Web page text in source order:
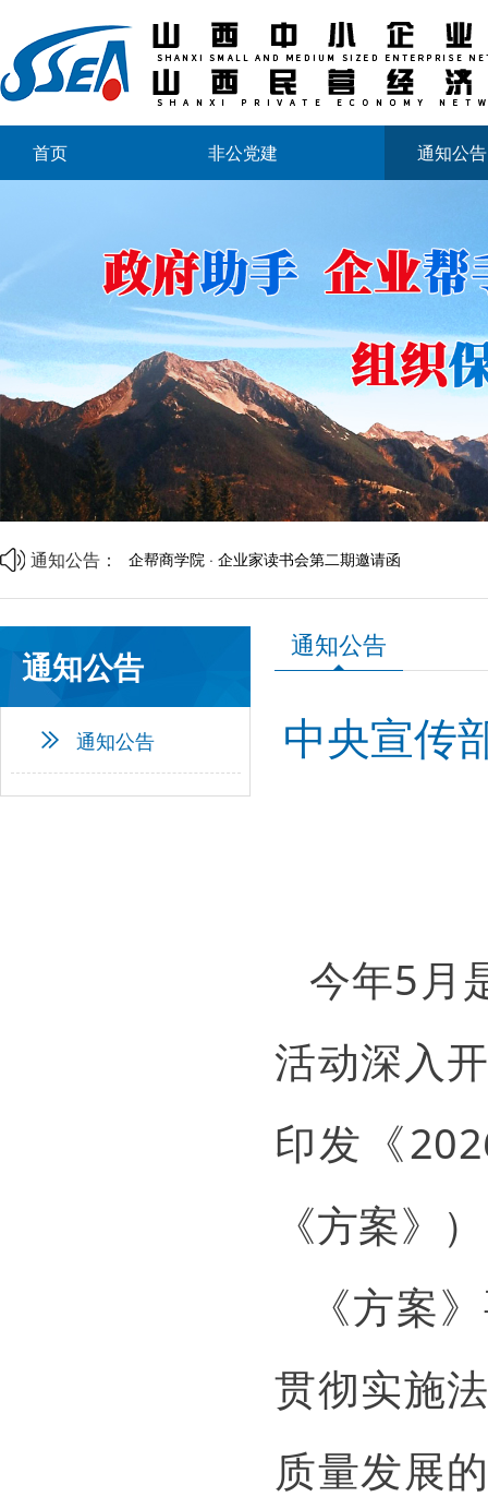
首页 非公党建 通知公告
通知公告：
山西省中小企业发展促进会2026年劳动节放假通知
山西省中小企业发展促进会财税专业委员会成立大会
商事调解理论与实务研讨会邀请函
中央宣传部、司法部、全国普法办部署开展第六个“
企帮商学院 · 企业家读书会第二期邀请函
山西省中小企业发展促进会财税专业委员会成立大会
通知公告
通知公告
通知公告
中央宣传
今年5月
活动深入
印发《
《方案》
《方案
贯彻实施
质量发展